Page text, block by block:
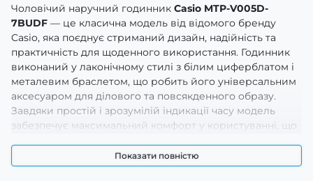
Чоловічий наручний годинник Casio MTP-V005D-
7BUDF — це класична модель від відомого бренду
Casio, яка поєднує стриманий дизайн, надійність та
практичність для щоденного використання. Годинник
виконаний у лаконічному стилі з білим циферблатом і
металевим браслетом, що робить його універсальним
аксесуаром для ділового та повсякденного образу.
Завдяки простій і зрозумілій індикації часу модель
забезпечує максимальний комфорт у користуванні, що
чоловічий наручний годинник стане оптимальним
вибором для тих, хто цінує перевірену якість і
Показати повністю